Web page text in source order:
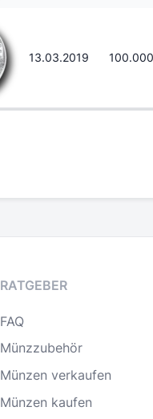
13.03.2019
RATGEBER
FAQ
Münzzubehör
Münzen verkaufen
Münzen kaufen